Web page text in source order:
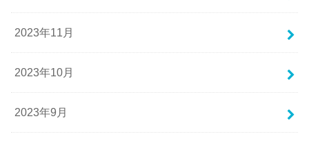
2023年11月
2023年10月
2023年9月